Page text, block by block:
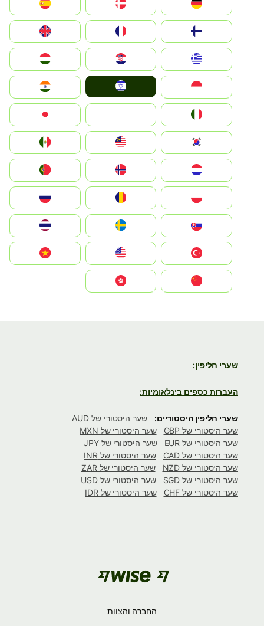
Deutschland
Denmark
United Kingdom
Hrvatska
Magyarország
Indonesia
South Korea
Nederland
Portugal
România
Slovensko
United States
Vietnam
שערי חליפין:
העברות כספים בינלאומיות:
שערי חליפין היסטוריים:
שער היסטורי של AUD
שער היסטורי של GBP
שער היסטורי של MXN
שער היסטורי של EUR
שער היסטורי של JPY
שער היסטורי של CAD
שער היסטורי של INR
שער היסטורי של NZD
שער היסטורי של ZAR
שער היסטורי של SGD
שער היסטורי של USD
שער היסטורי של CHF
שער היסטורי של IDR
החברה והצוות